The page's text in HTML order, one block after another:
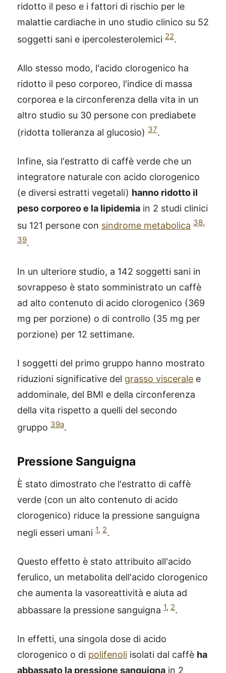
ridotto il peso e i fattori di rischio per le
malattie cardiache in uno studio clinico su 52
soggetti sani e ipercolesterolemici 22.
Allo stesso modo, l'acido clorogenico ha
ridotto il peso corporeo, l'indice di massa
corporea e la circonferenza della vita in un
altro studio su 30 persone con prediabete
(ridotta tolleranza al glucosio) 37.
Infine, sia l'estratto di caffè verde che un
integratore naturale con acido clorogenico
(e diversi estratti vegetali) hanno ridotto il
peso corporeo e la lipidemia in 2 studi clinici
su 121 persone con sindrome metabolica 38,
39.
In un ulteriore studio, a 142 soggetti sani in
sovrappeso è stato somministrato un caffè
ad alto contenuto di acido clorogenico (369
mg per porzione) o di controllo (35 mg per
porzione) per 12 settimane.
I soggetti del primo gruppo hanno mostrato
riduzioni significative del grasso viscerale e
addominale, del BMI e della circonferenza
della vita rispetto a quelli del secondo
gruppo 39a.
Pressione Sanguigna
È stato dimostrato che l'estratto di caffè
verde (con un alto contenuto di acido
clorogenico) riduce la pressione sanguigna
negli esseri umani 1, 2.
Questo effetto è stato attribuito all'acido
ferulico, un metabolita dell'acido clorogenico
che aumenta la vasoreattività e aiuta ad
abbassare la pressione sanguigna 1, 2.
In effetti, una singola dose di acido
clorogenico o di polifenoli isolati dal caffè ha
abbassato la pressione sanguigna in 2